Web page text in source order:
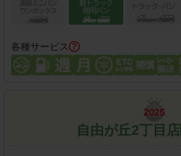
各種サービス
自由が丘2丁目店